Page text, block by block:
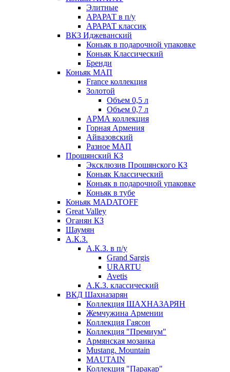
Элитные
АРАРАТ в п/у
АРАРАТ классик
ВКЗ Иджеванский
Коньяк в подарочной упаковке
Коньяк Классический
Бренди
Коньяк МАП
France коллекция
Золотой
Объем 0,5 л
Объем 0,7 л
АРМА коллекция
Горная Армения
Айвазовский
Разное МАП
Прошянский КЗ
Эксклюзив Прошянского КЗ
Коньяк Классический
Коньяк в подарочной упаковке
Коньяк в тубе
Коньяк MADATOFF
Great Valley
Оганян КЗ
Шаумян
А.К.З.
А.К.З. в п/у
Grand Sargis
URARTU
Avetis
А.К.З. классический
ВКД Шахназарян
Коллекция ШАХНАЗАРЯН
Жемчужина Армении
Коллекция Гаясон
Коллекция "Премиум"
Армянская мозаика
Mustang. Mountain
MAUTAIN
Коллекция "Паракар"